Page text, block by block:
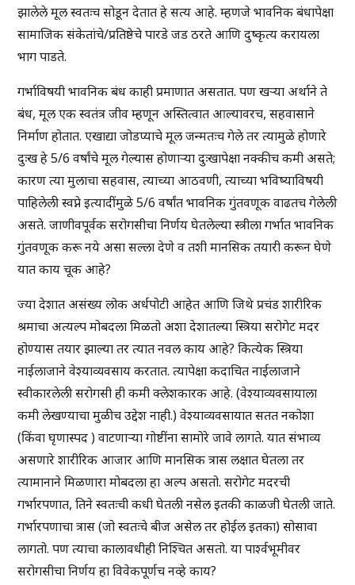
झालेले मूल स्वतःच सोडून देतात हे सत्य आहे. म्हणजे भावनिक बंधापेक्षा
सामाजिक संकेतांचे/प्रतिष्ठेचे पारडे जड ठरते आणि दुष्कृत्य करायला
भाग पाडते.
गर्भाविषयी भावनिक बंध काही प्रमाणात असतात. पण खऱ्या अर्थाने ते
बंध, मूल एक स्वतंत्र जीव म्हणून अस्तित्वात आल्यावरच, सहवासाने
निर्माण होतात. एखाद्या जोडप्याचे मूल जन्मतःच गेले तर त्यामुळे होणारे
दुःख हे 5/6 वर्षांचे मूल गेल्यास होणाऱ्या दुःखापेक्षा नक्कीच कमी असते;
कारण त्या मुलाचा सहवास, त्याच्या आठवणी, त्याच्या भविष्याविषयी
पाहिलेली स्वप्ने इत्यादींमुळे 5/6 वर्षांत भावनिक गुंतवणूक वाढतच गेलेली
असते. जाणीवपूर्वक सरोगसीचा निर्णय घेतलेल्या स्त्रीला गर्भात भावनिक
गुंतवणूक करू नये असा सल्ला देणे व तशी मानसिक तयारी करून घेणे
यात काय चूक आहे?
ज्या देशात असंख्य लोक अर्धपोटी आहेत आणि जिथे प्रचंड शारीरिक
श्रमाचा अत्यल्प मोबदला मिळतो अशा देशातल्या स्त्रिया सरोगेट मदर
होण्यास तयार झाल्या तर त्यात नवल काय आहे? कित्येक स्त्रिया
नाईलाजाने वेश्याव्यवसाय करतात. त्यापेक्षा कदाचित नाईलाजाने
स्वीकारलेली सरोगसी ही कमी क्लेशकारक आहे. (वेश्याव्यवसायाला
कमी लेखण्याचा मुळीच उद्देश नाही.) वेश्याव्यवसायात सतत नकोशा
(किंवा घृणास्पद ) वाटणाऱ्या गोष्टींना सामोरे जावे लागते. यात संभाव्य
असणारे शारीरिक आजार आणि मानसिक त्रास लक्षात घेतला तर
त्यामानाने मिळणारा मोबदला हा अल्प असतो. सरोगेट मदरची
गर्भारपणात, तिने स्वतःची कधी घेतली नसेल इतकी काळजी घेतली जाते.
गर्भारपणाचा त्रास (जो स्वतःचे बीज असेल तर होईल इतका) सोसावा
लागतो. पण त्याचा कालावधीही निश्चित असतो. या पार्श्वभूमीवर
सरोगसीचा निर्णय हा विवेकपूर्णच नव्हे काय?